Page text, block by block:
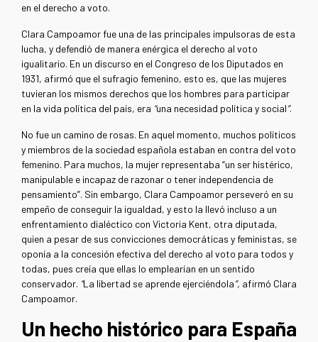
en el derecho a voto.
Clara Campoamor fue una de las principales impulsoras de esta
lucha, y defendió de manera enérgica el derecho al voto
igualitario. En un discurso en el Congreso de los Diputados en
1931, afirmó que el sufragio femenino, esto es, que las mujeres
tuvieran los mismos derechos que los hombres para participar
en la vida política del país, era “una necesidad política y social”.
No fue un camino de rosas. En aquel momento, muchos políticos
y miembros de la sociedad española estaban en contra del voto
femenino. Para muchos, la mujer representaba “un ser histérico,
manipulable e incapaz de razonar o tener independencia de
pensamiento”. Sin embargo, Clara Campoamor perseveró en su
empeño de conseguir la igualdad, y esto la llevó incluso a un
enfrentamiento dialéctico con Victoria Kent, otra diputada,
quien a pesar de sus convicciones democráticas y feministas, se
oponía a la concesión efectiva del derecho al voto para todos y
todas, pues creía que ellas lo emplearían en un sentido
conservador. "La libertad se aprende ejerciéndola”, afirmó Clara
Campoamor.
Un hecho histórico para España